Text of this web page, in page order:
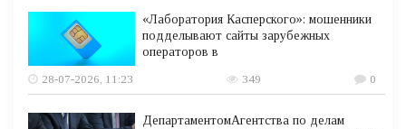
«Лаборатория Касперского»: мошенники
подделывают сайты зарубежных
операторов в
28-07-2026, 11:23
349 0
ДепартаментомАгентства по делам